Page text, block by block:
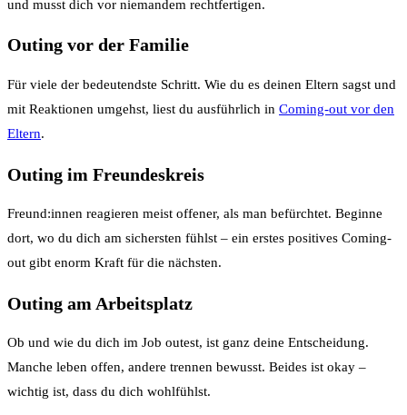
und musst dich vor niemandem rechtfertigen.
Outing vor der Familie
Für viele der bedeutendste Schritt. Wie du es deinen Eltern sagst und
mit Reaktionen umgehst, liest du ausführlich in Coming-out vor den
Eltern.
Outing im Freundeskreis
Freund:innen reagieren meist offener, als man befürchtet. Beginne
dort, wo du dich am sichersten fühlst – ein erstes positives Coming-
out gibt enorm Kraft für die nächsten.
Outing am Arbeitsplatz
Ob und wie du dich im Job outest, ist ganz deine Entscheidung.
Manche leben offen, andere trennen bewusst. Beides ist okay –
wichtig ist, dass du dich wohlfühlst.